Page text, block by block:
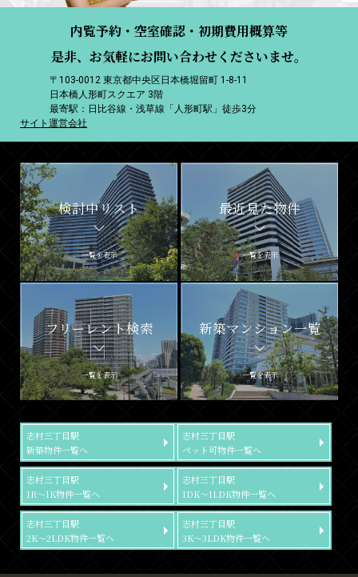
内覧予約・空室確認・初期費用概算等
是非、お気軽にお問い合わせくださいませ。
〒103-0012 東京都中央区日本橋堀留町 1-8-11
日本橋人形町スクエア 3階
最寄駅：日比谷線・浅草線「人形町駅」徒歩3分
サイト運営会社
検討中リスト
一覧を表示
最近見た物件
一覧を表示
フリーレント検索
一覧を表示
新築マンション一覧
一覧を表示
志村三丁目駅
新築物件一覧へ
志村三丁目駅
ペット可物件一覧へ
志村三丁目駅
1R～1K物件一覧へ
志村三丁目駅
1DK～1LDK物件一覧へ
志村三丁目駅
2K～2LDK物件一覧へ
志村三丁目駅
3K～3LDK物件一覧へ